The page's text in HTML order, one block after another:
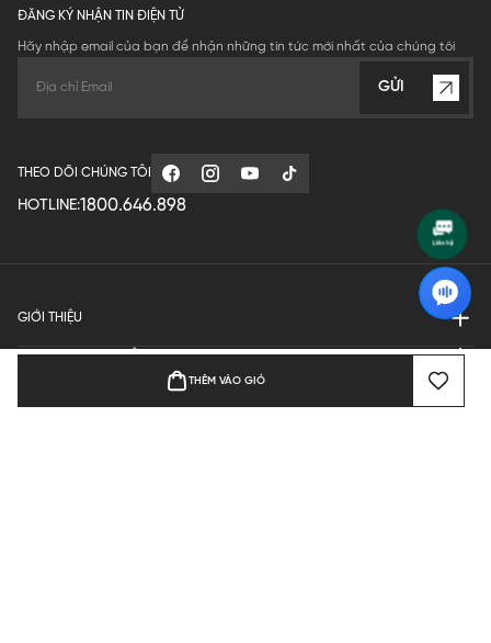
THÊM VÀO GIỎ
ĐĂNG KÝ NHẬN TIN ĐIỆN TỬ
Hãy nhập email của bạn để nhận những tin tức mới nhất của chúng tôi
GỬI
THEO DÕI CHÚNG TÔI
HOTLINE:1800.646.898
GIỚI THIỆU
QUY ĐỊNH HOẠT ĐỘNG